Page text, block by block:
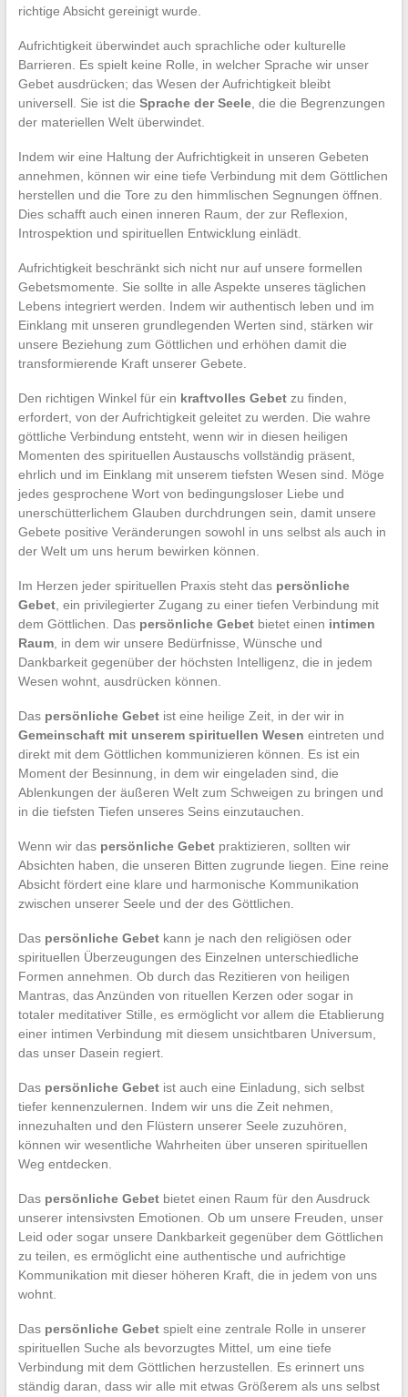
richtige Absicht gereinigt wurde.
Aufrichtigkeit überwindet auch sprachliche oder kulturelle
Barrieren. Es spielt keine Rolle, in welcher Sprache wir unser
Gebet ausdrücken; das Wesen der Aufrichtigkeit bleibt
universell. Sie ist die Sprache der Seele, die die Begrenzungen
der materiellen Welt überwindet.
Indem wir eine Haltung der Aufrichtigkeit in unseren Gebeten
annehmen, können wir eine tiefe Verbindung mit dem Göttlichen
herstellen und die Tore zu den himmlischen Segnungen öffnen.
Dies schafft auch einen inneren Raum, der zur Reflexion,
Introspektion und spirituellen Entwicklung einlädt.
Aufrichtigkeit beschränkt sich nicht nur auf unsere formellen
Gebetsmomente. Sie sollte in alle Aspekte unseres täglichen
Lebens integriert werden. Indem wir authentisch leben und im
Einklang mit unseren grundlegenden Werten sind, stärken wir
unsere Beziehung zum Göttlichen und erhöhen damit die
transformierende Kraft unserer Gebete.
Den richtigen Winkel für ein kraftvolles Gebetzu finden,
erfordert, von der Aufrichtigkeit geleitet zu werden. Die wahre
göttliche Verbindung entsteht, wenn wir in diesen heiligen
Momenten des spirituellen Austauschs vollständig präsent,
ehrlich und im Einklang mit unserem tiefsten Wesen sind. Möge
jedes gesprochene Wort von bedingungsloser Liebe und
unerschütterlichem Glauben durchdrungen sein, damit unsere
Gebete positive Veränderungen sowohl in uns selbst als auch in
der Welt um uns herum bewirken können.
Im Herzen jeder spirituellen Praxis steht das persönliche
Gebet, ein privilegierter Zugang zu einer tiefen Verbindung mit
dem Göttlichen. Das persönliche Gebetbietet einen intimen
Raum, in dem wir unsere Bedürfnisse, Wünsche und
Dankbarkeit gegenüber der höchsten Intelligenz, die in jedem
Wesen wohnt, ausdrücken können.
Das persönliche Gebetist eine heilige Zeit, in der wir in
Gemeinschaft mit unserem spirituellen Wesen eintreten und
direkt mit dem Göttlichen kommunizieren können. Es ist ein
Moment der Besinnung, in dem wir eingeladen sind, die
Ablenkungen der äußeren Welt zum Schweigen zu bringen und
in die tiefsten Tiefen unseres Seins einzutauchen.
Wenn wir das persönliche Gebetpraktizieren, sollten wir
Absichten haben, die unseren Bitten zugrunde liegen. Eine reine
Absicht fördert eine klare und harmonische Kommunikation
zwischen unserer Seele und der des Göttlichen.
Das persönliche Gebetkann je nach den religiösen oder
spirituellen Überzeugungen des Einzelnen unterschiedliche
Formen annehmen. Ob durch das Rezitieren von heiligen
Mantras, das Anzünden von rituellen Kerzen oder sogar in
totaler meditativer Stille, es ermöglicht vor allem die Etablierung
einer intimen Verbindung mit diesem unsichtbaren Universum,
das unser Dasein regiert.
Das persönliche Gebetist auch eine Einladung, sich selbst
tiefer kennenzulernen. Indem wir uns die Zeit nehmen,
innezuhalten und den Flüstern unserer Seele zuzuhören,
können wir wesentliche Wahrheiten über unseren spirituellen
Weg entdecken.
Das persönliche Gebetbietet einen Raum für den Ausdruck
unserer intensivsten Emotionen. Ob um unsere Freuden, unser
Leid oder sogar unsere Dankbarkeit gegenüber dem Göttlichen
zu teilen, es ermöglicht eine authentische und aufrichtige
Kommunikation mit dieser höheren Kraft, die in jedem von uns
wohnt.
Das persönliche Gebetspielt eine zentrale Rolle in unserer
spirituellen Suche als bevorzugtes Mittel, um eine tiefe
Verbindung mit dem Göttlichen herzustellen. Es erinnert uns
ständig daran, dass wir alle mit etwas Größerem als uns selbst